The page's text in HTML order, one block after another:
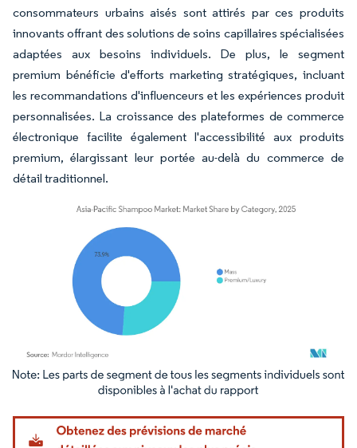
consommateurs urbains aisés sont attirés par ces produits
innovants offrant des solutions de soins capillaires spécialisées
adaptées aux besoins individuels. De plus, le segment
premium bénéficie d'efforts marketing stratégiques, incluant
les recommandations d'influenceurs et les expériences produit
personnalisées. La croissance des plateformes de commerce
électronique facilite également l'accessibilité aux produits
premium, élargissant leur portée au-delà du commerce de
détail traditionnel.
Image © Mordor Intelligence. La réutilisation nécessite une attribution sous CC BY